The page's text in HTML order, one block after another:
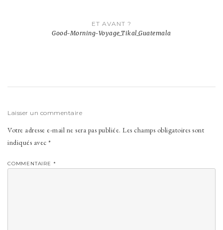
ET AVANT ?
Good-Morning-Voyage_Tikal_Guatemala
Laisser un commentaire
Votre adresse e-mail ne sera pas publiée. Les champs obligatoires sont
indiqués avec *
COMMENTAIRE *